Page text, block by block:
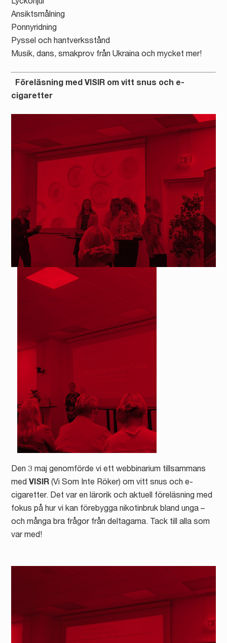
Lyckohjul
Ansiktsmålning
Ponnyridning
Pyssel och hantverksstånd
Musik, dans, smakprov från Ukraina och mycket mer!
Föreläsning med VISIR om vitt snus och e-
cigaretter
Den 3 maj genomförde vi ett webbinarium tillsammans
med VISIR (Vi Som Inte Röker) om vitt snus och e-
cigaretter. Det var en lärorik och aktuell föreläsning med
fokus på hur vi kan förebygga nikotinbruk bland unga –
och många bra frågor från deltagarna. Tack till alla som
var med!